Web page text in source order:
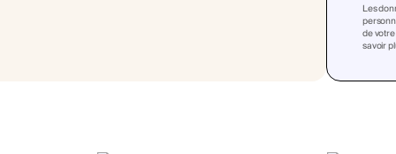
Les
de
savoir